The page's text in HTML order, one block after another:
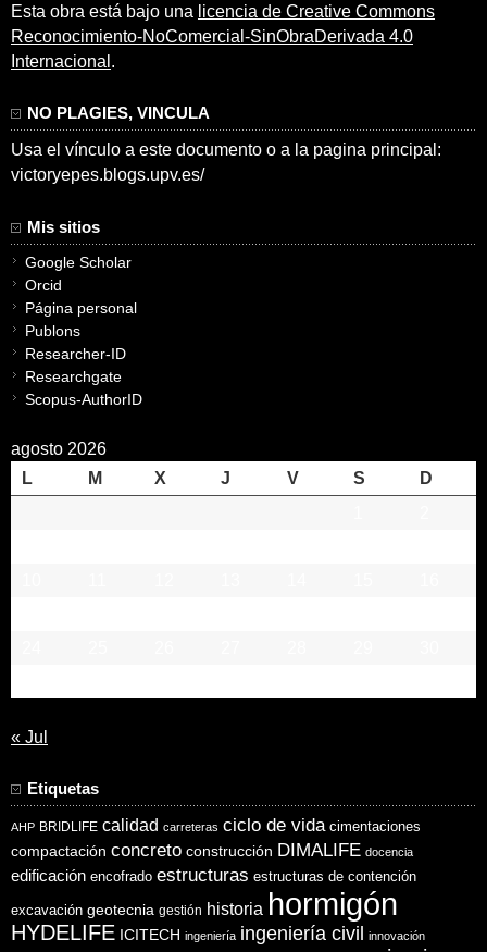
Esta obra está bajo una licencia de Creative Commons
Reconocimiento-NoComercial-SinObraDerivada 4.0
Internacional .
NO PLAGIES, VINCULA
Usa el vínculo a este documento o a la pagina principal:
victoryepes.blogs.upv.es/
Mis sitios
Google Scholar
Orcid
Página personal
Publons
Researcher-ID
Researchgate
Scopus-AuthorID
agosto 2026
L
M X J V S
D
« Jul
Etiquetas
AHP BRIDLIFE calidad carreteras ciclo de vida cimentaciones
compactación concreto construcción DIMALIFE docencia
edificación encofrado estructuras estructuras de contención
excavación geotecnia gestión historia hormigón
HYDELIFE ICITECH ingeniería ingeniería civil innovación